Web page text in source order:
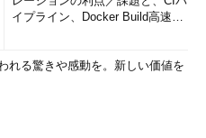
）やMicrosoft Operation
有を利用して遠隔管理を実現
るサーバであれば、管理共有
ターネットに直結した状態で
さらされているサーバでは、管
イプライン、Docker Build高速化
れる驚きや感動を。新しい価値を